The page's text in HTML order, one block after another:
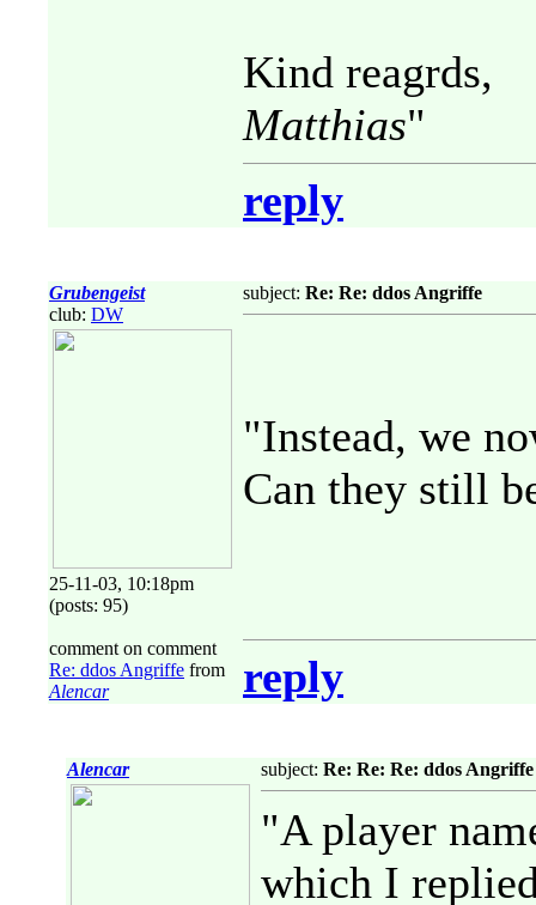
Kind reagrds,
Matthias"
reply
Grubengeist
club: DW
25-11-03, 10:18pm
(posts: 95)
comment on comment
Re: ddos Angriffe from
Alencar
subject: Re: Re: ddos Angriffe
"Instead, we
Can they still
reply
Alencar subject: Re: Re: Re: ddos Angriffe
"A player
which I